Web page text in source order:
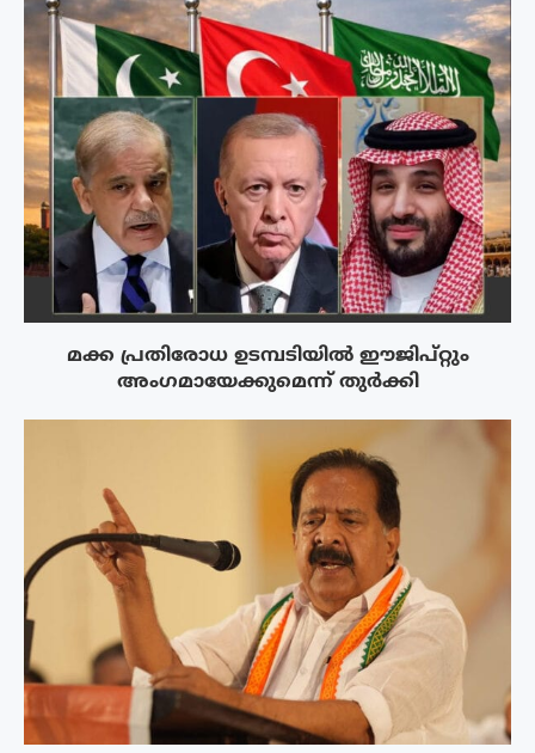
മക്ക പ്രതിരോധ ഉടമ്പടിയിൽ ഈജിപ്റ്റും
അംഗമായേക്കുമെന്ന് തുർക്കി